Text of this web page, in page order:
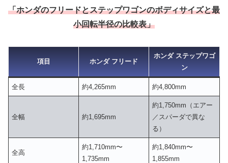
「ホンダのフリードとステップワゴンのボディサイズと最
小回転半径の比較表」
項目 ホンダ フリード
ホンダ ステップワゴ
ン
全長 約4,265mm 約4,800mm
全幅 約1,695mm
約1,750mm（エアー
／スパーダで異な
る）
全高
約1,710mm〜
1,735mm
約1,840mm〜
1,855mm